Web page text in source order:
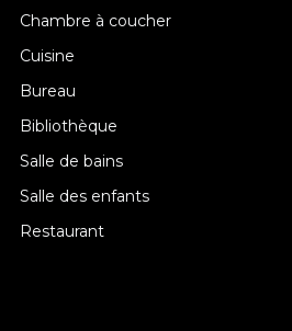
Chambre à coucher
Cuisine
Bureau
Bibliothèque
Salle de bains
Salle des enfants
Restaurant